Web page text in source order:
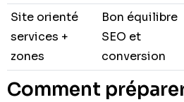
Site orienté
services +
zones
Bon équilibre
SEO et
conversion
Comment